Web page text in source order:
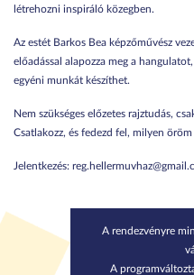
létrehozni inspiráló közegben.
Az estét Barkos Bea képzőművész
előadással alapozza meg a
egyéni munkát készíthet.
Nem szükséges előzetes rajztudás,
Csatlakozz, és fedezd fel, milyen
Jelentkezés:
A rendezvényre
A